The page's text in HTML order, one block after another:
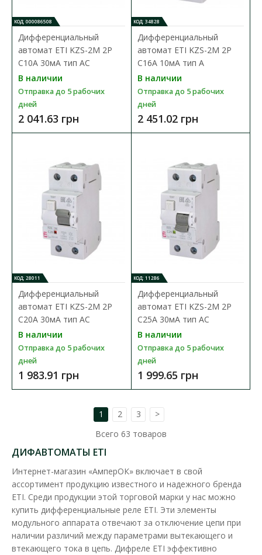
Дифреле ЕТІ EFI-P2 2P 16А 30мА AC 10kA
Доступность: В наличии
Отправка до 5 рабочих дней
применяются в целях защиты от поражения электрически..
2 351.29 грн
В КОРЗИНУ
В сравнения
В закладки
КОД: 000086508
Дифференциальный
автомат ETI KZS-2M 2P
C10А 30мA тип AC
В наличии
Отправка до 5 рабочих
дней
2 041.63 грн
КОД: 34828
Дифференциальный
автомат ETI KZS-2M 2P
C16А 10мA тип A
В наличии
Отправка до 5 рабочих
дней
2 451.02 грн
КОД: 28011
Дифференциальный
автомат ETI KZS-2M 2P
C20А 30мA тип AC
В наличии
Отправка до 5 рабочих
дней
1 983.91 грн
КОД: 11286
Дифференциальный
автомат ETI KZS-2M 2P
C25А 30мA тип AC
В наличии
Отправка до 5 рабочих
дней
1 999.65 грн
1 2 3
>
Всего 63 товаров
ДИФАВТОМАТЫ ETI
Интернет-магазин «АмперОК» включает в свой
ассортимент продукцию известного и надежного бренда
ETI. Среди продукции этой торговой марки у нас можно
купить дифференциальные реле ETI. Эти элементы
модульного аппарата отвечают за отключение цепи при
наличии различий между параметрами вытекающего и
втекающего тока в цепь. Дифреле ETI эффективно